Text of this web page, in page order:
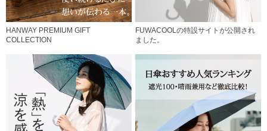
HANWAY PREMIUM GIFT
COLLECTION
FUWACOOLの特設サイトが公開され
ました。